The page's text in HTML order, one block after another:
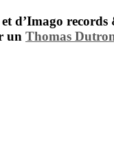
d’Imago
un Thomas